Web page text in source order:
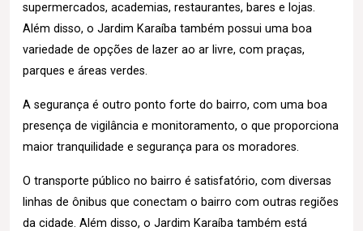
supermercados, academias, restaurantes, bares e lojas.
Além disso, o Jardim Karaíba também possui uma boa
variedade de opções de lazer ao ar livre, com praças,
parques e áreas verdes.
A segurança é outro ponto forte do bairro, com uma boa
presença de vigilância e monitoramento, o que proporciona
maior tranquilidade e segurança para os moradores.
O transporte público no bairro é satisfatório, com diversas
linhas de ônibus que conectam o bairro com outras regiões
da cidade. Além disso, o Jardim Karaíba também está